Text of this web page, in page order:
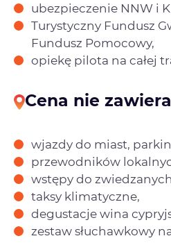
ubezpieczenie NNW i
Turystyczny Fundusz
Fundusz Pomocowy,
opiekę pilota na całej
Cena nie zawiera
wjazdy do miast,
przewodników
wstępy do
taksy klimatyczne,
degustacje wina
zestaw słuchawkowy